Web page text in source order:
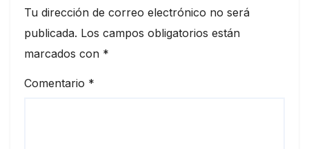
Tu dirección de correo electrónico no será
publicada. Los campos obligatorios están
marcados con *
Comentario *